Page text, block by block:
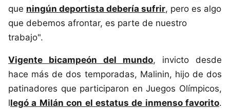
que ningún deportista debería sufrir, pero es algo
que debemos afrontar, es parte de nuestro
trabajo".
Vigente bicampeón del mundo, invicto desde
hace más de dos temporadas, Malinin, hijo de dos
patinadores que participaron en Juegos Olímpicos,
llegó a Milán con el estatus de inmenso favorito.